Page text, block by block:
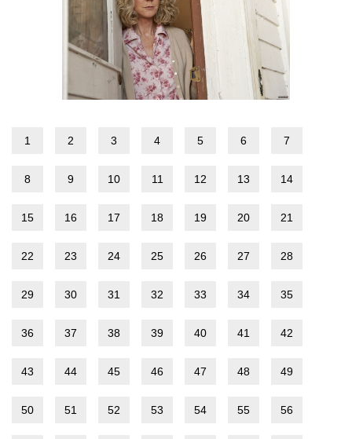
1 2 3 4 5 6 7
8 9 10 11 12 13 14
15 16 17 18 19 20 21
22 23 24 25 26 27 28
29 30 31 32 33 34 35
36 37 38 39 40 41 42
43 44 45 46 47 48 49
50 51 52 53 54 55 56